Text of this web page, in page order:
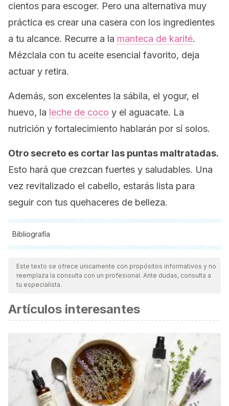
cientos para escoger. Pero una alternativa muy
práctica es crear una casera con los ingredientes
a tu alcance. Recurre a la manteca de karité.
Mézclala con tu aceite esencial favorito, deja
actuar y retira.
Además, son excelentes la sábila, el yogur, el
huevo, la leche de coco y el aguacate. La
nutrición y fortalecimiento hablarán por sí solos.
Otro secreto es cortar las puntas maltratadas.
Esto hará que crezcan fuertes y saludables. Una
vez revitalizado el cabello, estarás lista para
seguir con tus quehaceres de belleza.
Bibliografía
Todas las fuentes citadas fueron revisadas a profundidad por
nuestro equipo, para asegurar su calidad, confiabilidad,
vigencia y validez.La bibliografía de este artículo fue
científica.
Arroyo I. Acondicionadores y sus principios cosméticos
para el tratamiento del cabello dañado. España:
Universidad Computense de Madrid; 2016.
Álvarez S. Impacto negativo en la salud del cuero
cabelludo y el cabello en procedimientos de alisado
permanente en salones de belleza del municipio de Nueva
Este texto se ofrece únicamente con propósitos informativos y no
reemplaza la consulta con un profesional. Ante dudas, consulta a
tu especialista.
Artículos interesantes